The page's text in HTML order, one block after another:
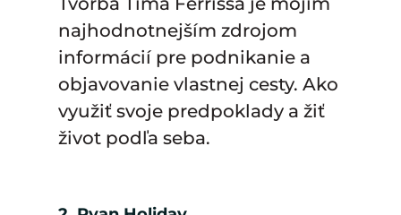
najhodnotnejším zdrojom
informácií pre podnikanie a
objavovanie vlastnej cesty. Ako
využiť svoje predpoklady a žiť
život podľa seba.